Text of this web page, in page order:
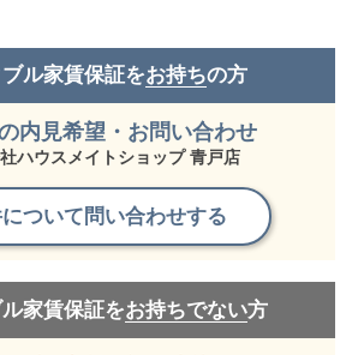
ル家賃保証をお持ちの方
内見希望・お問い合わせ
ハウスメイトショップ 青戸店
ついて問い合わせする
家賃保証をお持ちでない方